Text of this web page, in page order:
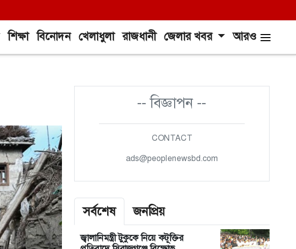
শিক্ষা বিনোদন খেলাধুলা রাজধানী জেলার খবর আরও
-- বিজ্ঞাপন --
CONTACT
ads@peoplenewsbd.com
সর্বশেষ জনপ্রিয়
জ্বালানিমন্ত্রী টুকুকে নিয়ে কটূক্তির